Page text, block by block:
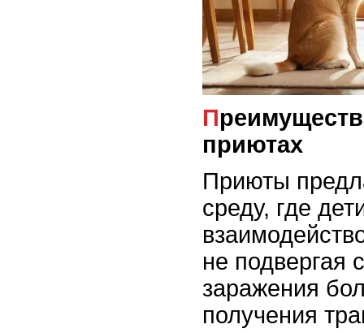
Преимущества помощи в
приютах
Приюты
среду, где
не подвергая
заражения
получения